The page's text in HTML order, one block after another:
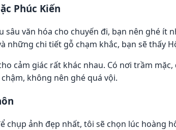
Phúc Kiến
văn hóa cho chuyến đi, bạn nên ghé
những chi tiết gỗ chạm khắc, bạn sẽ thấy
cảm giác rất khác nhau. Có nơi trầm
không nên ghé quá vội.
chụp ảnh đẹp nhất, tôi sẽ chọn lúc hoàng